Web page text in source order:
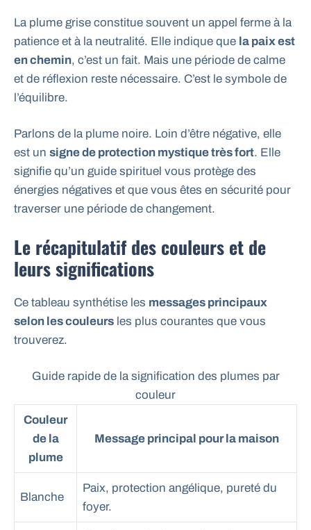
La plume grise constitue souvent un appel ferme à la
patience et à la neutralité. Elle indique que la paix est
en chemin, c’est un fait. Mais une période de calme
et de réflexion reste nécessaire. C’est le symbole de
l’équilibre.
Parlons de la plume noire. Loin d’être négative, elle
est un signe de protection mystique très fort. Elle
signifie qu’un guide spirituel vous protège des
énergies négatives et que vous êtes en sécurité pour
traverser une période de changement.
Le récapitulatif des couleurs et de
leurs significations
Ce tableau synthétise les messages principaux
selon les couleurs les plus courantes que vous
trouverez.
Guide rapide de la signification des plumes par
couleur
Couleur
de la
plume
Message principal pour la maison
Blanche
Paix, protection angélique, pureté du
foyer.